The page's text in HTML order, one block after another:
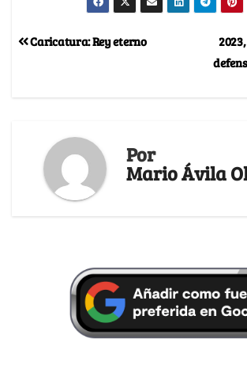
Caricatura: Rey eterno
Por
Mario Ávila